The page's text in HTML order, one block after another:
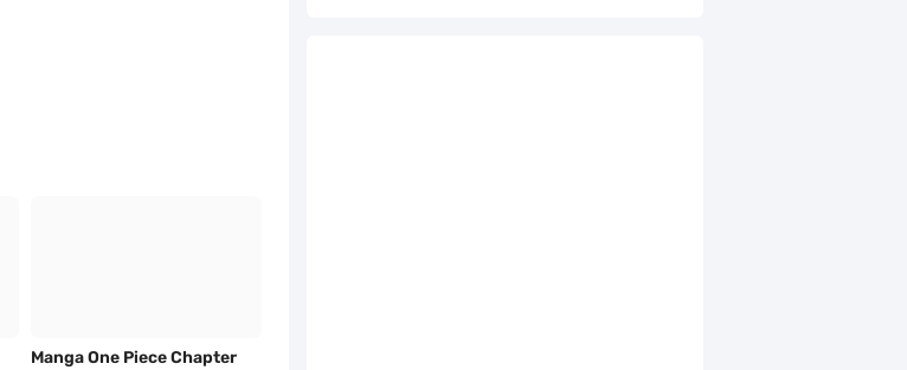
Manga One Piece Chapter